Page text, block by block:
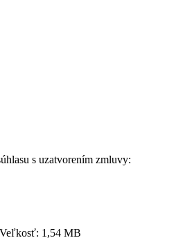
s uzatvorením zmluvy:
1,54 MB